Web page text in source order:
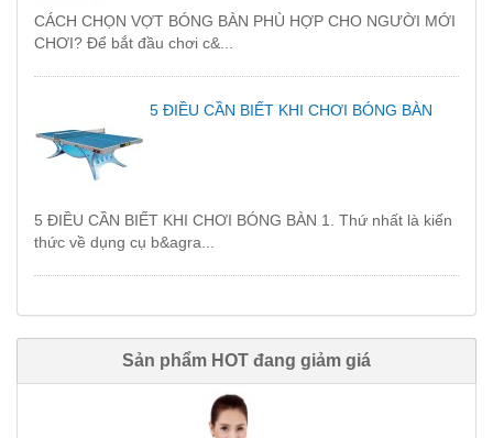
CÁCH CHỌN VỢT BÓNG BÀN PHÙ HỢP CHO NGƯỜI MỚI
CHƠI? Để bắt đầu chơi c&...
5 ĐIỀU CẦN BIẾT KHI CHƠI BÓNG BÀN
5 ĐIỀU CẦN BIẾT KHI CHƠI BÓNG BÀN 1. Thứ nhất là kiến
thức về dụng cụ b&agra...
Sản phẩm HOT đang giảm giá